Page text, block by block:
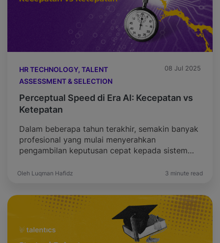
HR TECHNOLOGY, TALENT
ASSESSMENT & SELECTION
08 Jul 2025
Perceptual Speed di Era AI: Kecepatan vs
Ketepatan
Dalam beberapa tahun terakhir, semakin banyak
profesional yang mulai menyerahkan
pengambilan keputusan cepat kepada sistem
kandidat, hingga analisis tren pasar kini banyak
tampak ideal. Namun di balik kemudahan itu,
ada risiko yang sering tidak disadari.
Kemampuan otak manusia untuk berpikir cepat
dan jernih perlahan […]
Oleh Luqman Hafidz 3 minute read